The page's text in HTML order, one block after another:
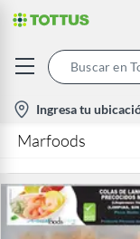
location-
icon
Ingresa tu
Marfoods